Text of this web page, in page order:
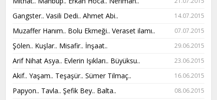
Gangster.. Vasili Dedi.. Ahmet Abi.. 14.07.2015
Muzaffer Hanım.. Bolu Ekmeği.. Veraset ilamı.. 07.07.2015
Şölen.. Kuşlar.. Misafir.. İnşaat.. 29.06.2015
Arif Nihat Asya.. Evlerin Işıkları.. Büyüksu.. 23.06.2015
Akif.. Yaşam.. Teşaşür.. Sümer Tilmaç.. 16.06.2015
Papyon.. Tavla.. Şefik Bey.. Balta.. 08.06.2015